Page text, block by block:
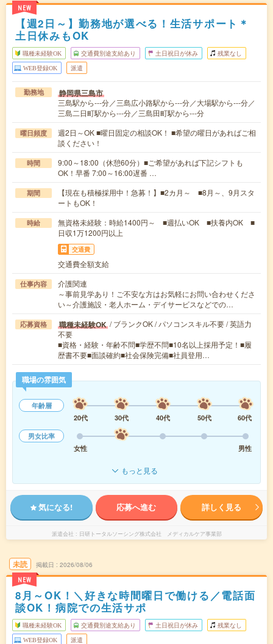
NEW
【週2日～】勤務地が選べる！生活サポート＊
土日休みもOK
職種未経験OK 交通費別途支給あり 土日祝日が休み 残業なし
WEB登録OK 派遣
勤務地 静岡県三島市
三島駅から---分／三島広小路駅から---分／大場駅から---分／
三島二日町駅から---分／三島田町駅から---分
曜日頻度
週2日～OK ■曜日固定の相談OK！ ■希望の曜日があればご相
談ください！
時間
9:00～18:00（休憩60分）■ご希望があれば下記シフトも
OK！早番 7:00～16:00遅番 …
期間
【現在も積極採用中！急募！】■2カ月～ ■8月～、9月スタ
ートもOK！
時給
無資格未経験：時給1400円～ ■週払いOK ■扶養内OK ■
日収1万1200円以上
交通費
交通費全額支給
仕事内容
介護関連
～事前見学あり！ご不安な方はお気軽にお問い合わせくださ
い～介護施設・老人ホーム・デイサービスなどでの…
応募資格 職種未経験OK / ブランクOK / パソコンスキル不要 / 英語力
不要
■資格・経験・年齢不問■学歴不問■10名以上採用予定！■履
歴書不要■面談確約■社会保険完備■社員登用…
職場の雰囲気
年齢層
20代
30代 40代 50代
60代
男女比率
女性
男性
もっと見る
気になる! 応募へ進む 詳しく見る
派遣会社 日研トータルソーシング株式会社 メディカルケア事業部
未読
NEW
掲載日 2026/08/06
8月～OK！＼好きな時間曜日で働ける／電話面
談OK！病院での生活サポ
職種未経験OK 交通費別途支給あり 土日祝日が休み 残業なし
WEB登録OK 派遣